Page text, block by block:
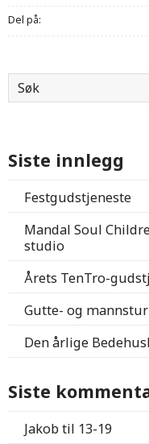
Del på:
Siste innlegg
Festgudstjeneste
Mandal Soul
studio
Årets TenTro-
Gutte- og
Den årlige
Siste
Jakobtil 13-19